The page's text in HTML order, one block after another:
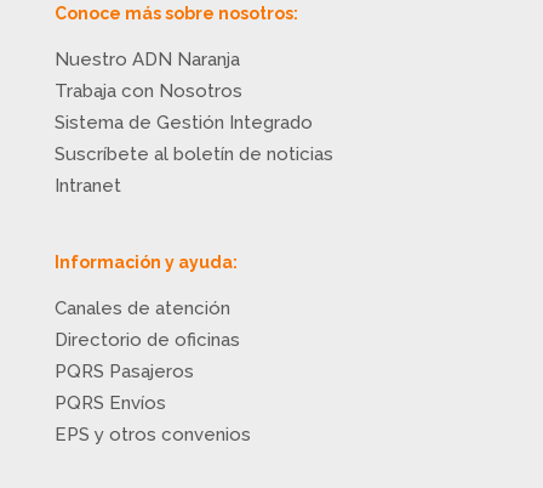
Conoce más sobre nosotros:
Nuestro ADN Naranja
Trabaja con Nosotros
Sistema de Gestión Integrado
Suscríbete al boletín de noticias
Intranet
Información y ayuda:
Canales de atención
Directorio de oficinas
PQRS Pasajeros
PQRS Envíos
EPS y otros convenios